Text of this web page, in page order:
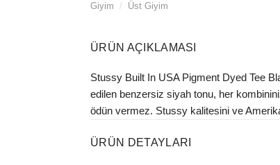
Giyim / Üst Giyim
ÜRÜN AÇIKLAMASI
Stussy Built In USA Pigment Dyed Tee
edilen benzersiz siyah tonu, her
ödün vermez. Stussy kalitesini ve
ÜRÜN DETAYLARI